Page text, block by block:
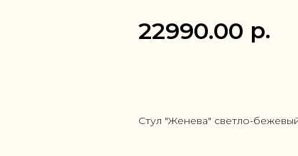
22990.00 р.
Стул "Женева" светло-